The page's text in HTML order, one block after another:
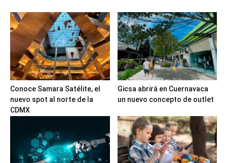
Conoce Samara Satélite, el
nuevo spot al norte de la
CDMX
Gicsa abrirá en Cuernavaca
un nuevo concepto de outlet